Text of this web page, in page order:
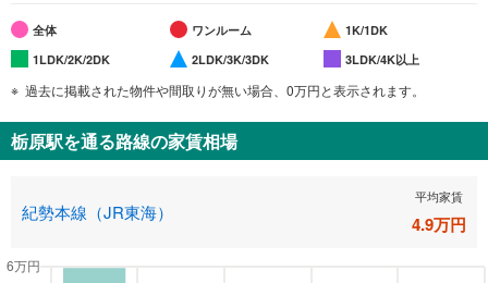
全体 ワンルーム
1K/1DK
1LDK/2K/2DK
2LDK/3K/3DK 3LDK/4K以上
過去に掲載された物件や間取りが無い場合、0万円と表示されます。
栃原駅を通る路線の家賃相場
紀勢本線（JR東海）
平均家賃
4.9万円